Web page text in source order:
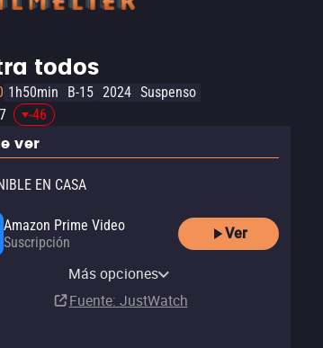
todos
1h50min B-15 2024 Suspenso
-46
ver
EN CASA
Amazon Prime Video
Suscripción
Ver
Amazon Video
MX$60.00
Apple TV Store
MX$60.00
Claro video
MX$50.00
Más opciones
Fuente: JustWatch